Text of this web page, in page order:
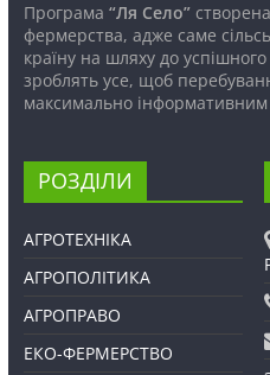
Програма “Ля Село”
фермерства, адже саме
країну на шляху до
зроблять усе, щоб
максимально інформативним
РОЗДІЛИ
АГРОТЕХНІКА
АГРОПОЛІТИКА
АГРОПРАВО
ЕКО-ФЕРМЕРСТВО